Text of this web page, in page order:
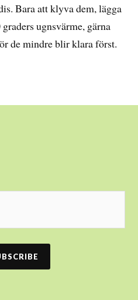
Bara att klyva dem, lägga
ugnsvärme, gärna
de mindre blir klara först.